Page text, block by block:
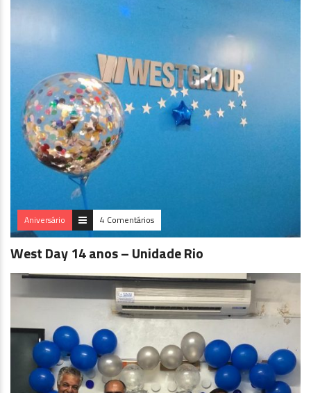
Aniversário 4 Comentários
West Day 14 anos – Unidade Rio